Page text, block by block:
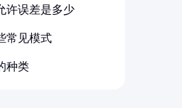
许误差是多少
常见模式
种类